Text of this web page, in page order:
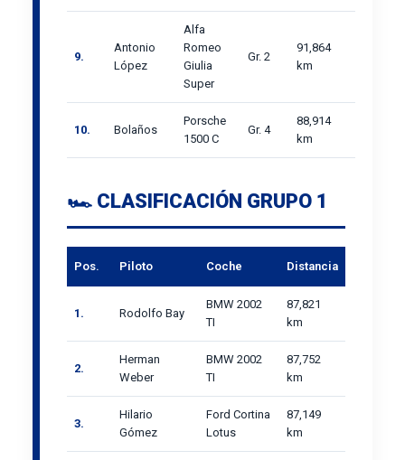
9.
Antonio
López
Alfa
Romeo
Giulia
Super
Gr. 2
91,864
km
10. Bolaños
Porsche
1500 C
Gr. 4
88,914
km
🏎️ CLASIFICACIÓN GRUPO 1
Pos. Piloto Coche Distancia
1. Rodolfo Bay
BMW 2002
TI
87,821
km
2.
Herman
Weber
BMW 2002
TI
87,752
km
3.
Hilario
Gómez
Ford Cortina
Lotus
87,149
km